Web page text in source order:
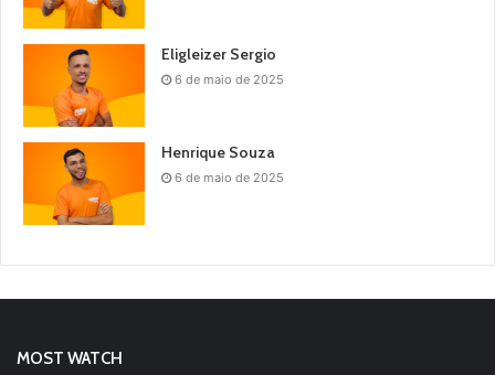
Eligleizer Sergio
6 de maio de 2025
Henrique Souza
6 de maio de 2025
MOST WATCH